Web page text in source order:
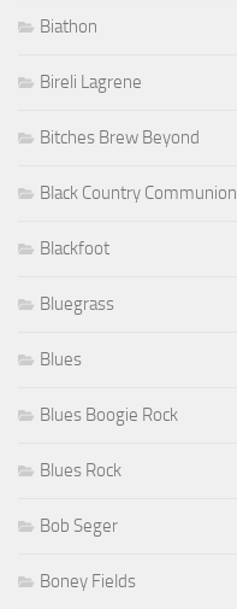
Biathon
Bireli Lagrene
Bitches Brew Beyond
Black Country Communion
Blackfoot
Bluegrass
Blues
Blues Boogie Rock
Blues Rock
Bob Seger
Boney Fields